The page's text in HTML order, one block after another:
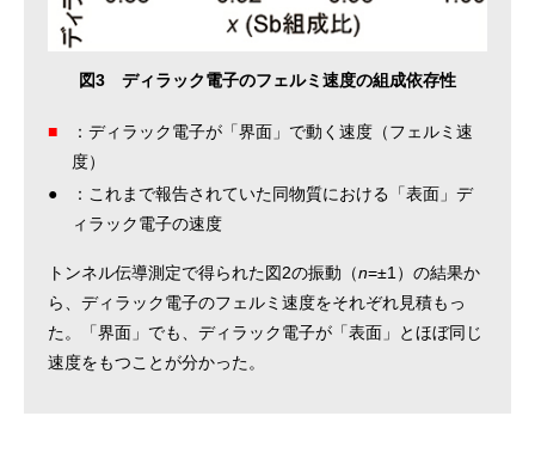
図3 ディラック電子のフェルミ速度の組成依存性
■
：ディラック電子が「界面」で動く速度（フェルミ速
度）
●
：これまで報告されていた同物質における「表面」デ
ィラック電子の速度
トンネル伝導測定で得られた図2の振動（n=±1）の結果か
ら、ディラック電子のフェルミ速度をそれぞれ見積もっ
た。「界面」でも、ディラック電子が「表面」とほぼ同じ
速度をもつことが分かった。